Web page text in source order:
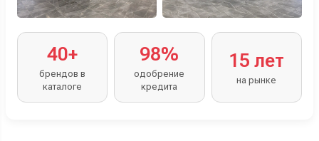
40+
брендов в
каталоге
98%
одобрение
кредита
15 лет
на рынке